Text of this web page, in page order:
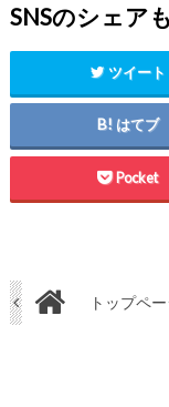
SNSのシェア
ツイート
はてブ
Pocket
トップペ